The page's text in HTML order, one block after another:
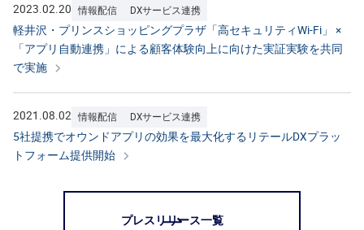
2023.02.20 情報配信 DXサービス連携
軽井沢・プリンスショッピングプラザ「高セキュリティWi-Fi」 ×
「アプリ自動連携」による顧客体験向上に向けた実証実験を共同
で実施
2021.08.02 情報配信 DXサービス連携
5社提携でオウンドアプリの効果を最大化するリテールDXプラッ
トフォーム提供開始
プレスリリース一覧